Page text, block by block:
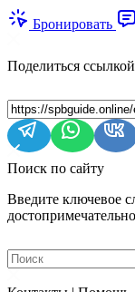
Бронировать
Поделиться
Поиск по сайту
Введите ключевое